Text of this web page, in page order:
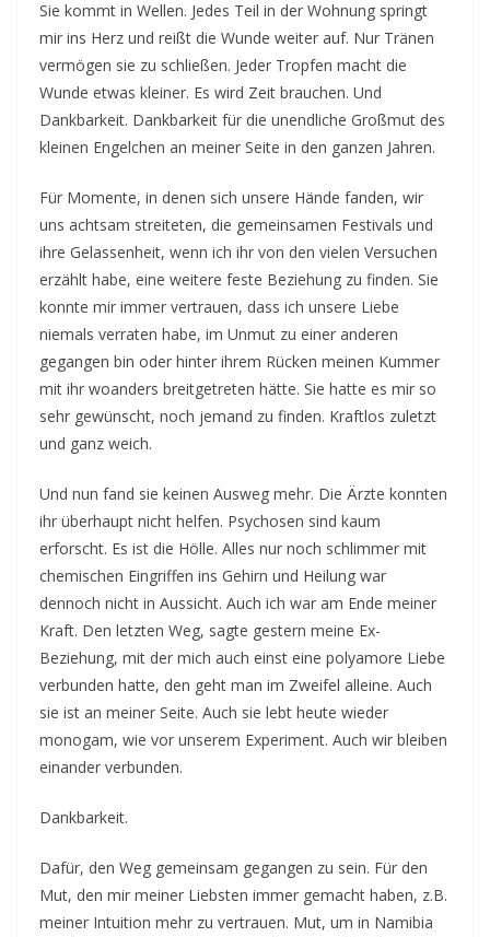
Sie kommt in Wellen. Jedes Teil in der Wohnung springt
mir ins Herz und reißt die Wunde weiter auf. Nur Tränen
vermögen sie zu schließen. Jeder Tropfen macht die
Wunde etwas kleiner. Es wird Zeit brauchen. Und
Dankbarkeit. Dankbarkeit für die unendliche Großmut des
kleinen Engelchen an meiner Seite in den ganzen Jahren.
Für Momente, in denen sich unsere Hände fanden, wir
uns achtsam streiteten, die gemeinsamen Festivals und
ihre Gelassenheit, wenn ich ihr von den vielen Versuchen
erzählt habe, eine weitere feste Beziehung zu finden. Sie
konnte mir immer vertrauen, dass ich unsere Liebe
niemals verraten habe, im Unmut zu einer anderen
gegangen bin oder hinter ihrem Rücken meinen Kummer
mit ihr woanders breitgetreten hätte. Sie hatte es mir so
sehr gewünscht, noch jemand zu finden. Kraftlos zuletzt
und ganz weich.
Und nun fand sie keinen Ausweg mehr. Die Ärzte konnten
ihr überhaupt nicht helfen. Psychosen sind kaum
erforscht. Es ist die Hölle. Alles nur noch schlimmer mit
chemischen Eingriffen ins Gehirn und Heilung war
dennoch nicht in Aussicht. Auch ich war am Ende meiner
Kraft. Den letzten Weg, sagte gestern meine Ex-
Beziehung, mit der mich auch einst eine polyamore Liebe
verbunden hatte, den geht man im Zweifel alleine. Auch
sie ist an meiner Seite. Auch sie lebt heute wieder
monogam, wie vor unserem Experiment. Auch wir bleiben
einander verbunden.
Dankbarkeit.
Dafür, den Weg gemeinsam gegangen zu sein. Für den
Mut, den mir meiner Liebsten immer gemacht haben, z.B.
meiner Intuition mehr zu vertrauen. Mut, um in Namibia